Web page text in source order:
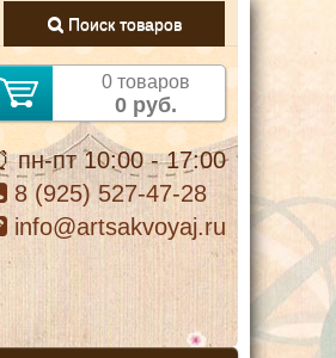
Поиск товаров
0 товаров
0 руб.
пн-пт 10:00 - 17:00
8 (925) 527-47-28
info@artsakvoyaj.ru